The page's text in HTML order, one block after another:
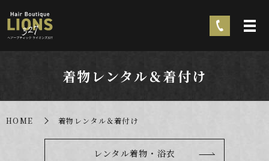
着物レンタル＆着付け
HOME 着物レンタル＆着付け
レンタル着物・浴衣